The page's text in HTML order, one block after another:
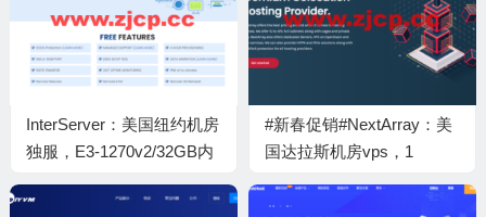
InterServer：美国纽约机房
独服，E3-1270v2/32GB内
量/1Gbps-10Gbps带宽，
#新春促销#NextArray：美
国达拉斯机房vps，1
限流量/1Gbps带宽，$15/